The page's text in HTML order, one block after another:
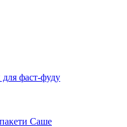
для фаст-фуду
Саше